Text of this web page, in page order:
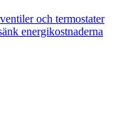
och termostater
energikostnaderna